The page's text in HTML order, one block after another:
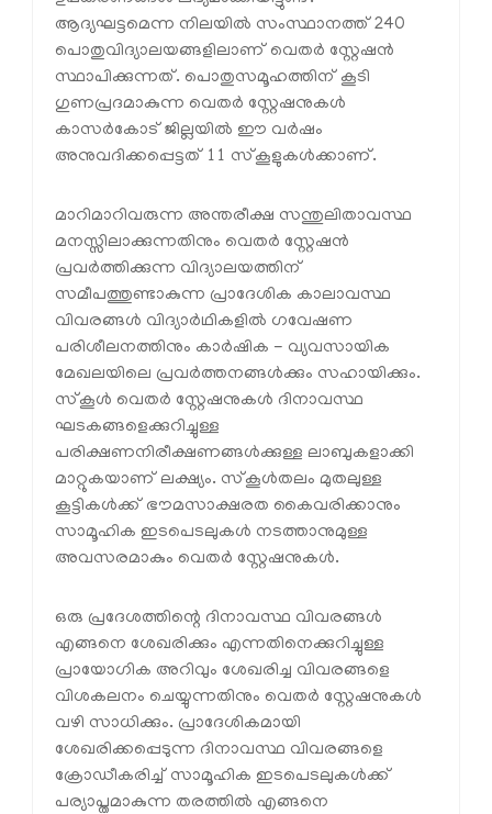
ആദ്യഘട്ടമെന്ന നിലയില്‍ സംസ്ഥാനത്ത് 240
പൊതുവിദ്യാലയങ്ങളിലാണ് വെതര്‍ സ്റ്റേഷന്‍
സ്ഥാപിക്കുന്നത്. പൊതുസമൂഹത്തിന് കൂടി
ഗുണപ്രദമാകുന്ന വെതര്‍ സ്റ്റേഷനുകള്‍
കാസര്‍കോട് ജില്ലയില്‍ ഈ വര്‍ഷം
അനുവദിക്കപ്പെട്ടത് 11 സ്‌കൂളുകള്‍ക്കാണ്.
മാറിമാറിവരുന്ന അന്തരീക്ഷ സന്തുലിതാവസ്ഥ
മനസ്സിലാക്കുന്നതിനും വെതര്‍ സ്റ്റേഷന്‍
പ്രവര്‍ത്തിക്കുന്ന വിദ്യാലയത്തിന്
സമീപത്തുണ്ടാകുന്ന പ്രാദേശിക കാലാവസ്ഥ
വിവരങ്ങള്‍ വിദ്യാര്‍ഥികളില്‍ ഗവേഷണ
പരിശീലനത്തിനും കാര്‍ഷിക - വ്യവസായിക
മേഖലയിലെ പ്രവര്‍ത്തനങ്ങള്‍ക്കും സഹായിക്കും.
സ്‌കൂള്‍ വെതര്‍ സ്റ്റേഷനുകള്‍ ദിനാവസ്ഥ
ഘടകങ്ങളെക്കുറിച്ചുള്ള
പരിക്ഷണനിരീക്ഷണങ്ങള്‍ക്കുള്ള ലാബുകളാക്കി
മാറ്റുകയാണ് ലക്ഷ്യം. സ്‌കൂള്‍തലം മുതലുള്ള
കൂട്ടികള്‍ക്ക് ഭൗമസാക്ഷരത കൈവരിക്കാനും
സാമൂഹിക ഇടപെടലുകള്‍ നടത്താനുമുള്ള
അവസരമാകും വെതര്‍ സ്റ്റേഷനുകള്‍.
ഒരു പ്രദേശത്തിന്റെ ദിനാവസ്ഥ വിവരങ്ങള്‍
എങ്ങനെ ശേഖരിക്കും എന്നതിനെക്കുറിച്ചുള്ള
പ്രായോഗിക അറിവും ശേഖരിച്ച വിവരങ്ങളെ
വിശകലനം ചെയ്യുന്നതിനും വെതര്‍ സ്റ്റേഷനുകള്‍
വഴി സാധിക്കും. പ്രാദേശികമായി
ശേഖരിക്കപ്പെടുന്ന ദിനാവസ്ഥ വിവരങ്ങളെ
ക്രോഡീകരിച്ച് സാമൂഹിക ഇടപെടലുകള്‍ക്ക്
പര്യാപ്തമാകുന്ന തരത്തില്‍ എങ്ങനെ